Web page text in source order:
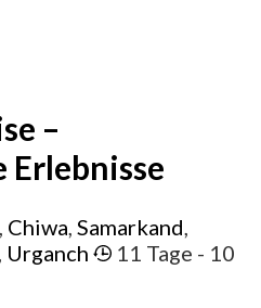
–
Erlebnisse
, Chiwa,Samarkand,
Urganch 11 Tage - 10